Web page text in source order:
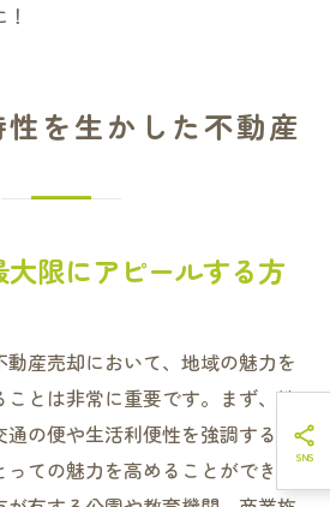
を生かした不動産
限にアピールする方
産売却において、地域の魅力を
とは非常に重要です。まず、地
の便や生活利便性を強調するこ
ての魅力を高めることができま